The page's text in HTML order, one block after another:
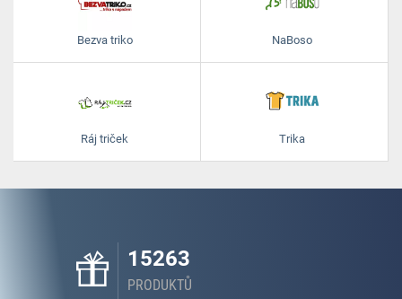
Bezva triko NaBoso
Ráj triček Trika
15263
PRODUKTŮ